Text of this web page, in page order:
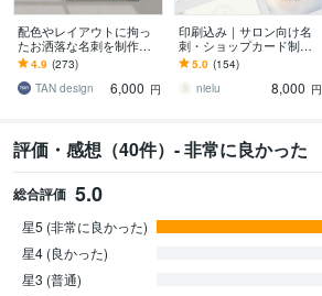
配色やレイアウトに拘っ
たお洒落な名刺を制作し
ます シンプル／修正回数
無制限・QRコード作成無
料／印刷対応◯
4.9 (273)
TAN design
6,000 円
印刷込み｜サロン向け名
刺・ショップカード制作
します シンプルに整う、
選べるデザイン60種類
5.0 (154)
nielu
8,000 円
評価・感想（40件）- 非常に良かった
総合評価 5.0
星5 (非常に良かった)
星4 (良かった)
星3 (普通)